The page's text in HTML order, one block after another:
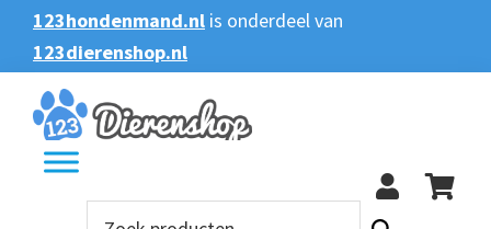
Spring
naar
de
hoofdnavigatie
Door
naar
de
hoofd
inhoud
Spring
naar
de
voettekst
123hondenmand.nl is onderdeel van
123dierenshop.nl
Zoeken
Zoeken
naar: